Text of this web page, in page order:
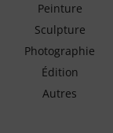
Peinture
Sculpture
Photographie
Édition
Autres